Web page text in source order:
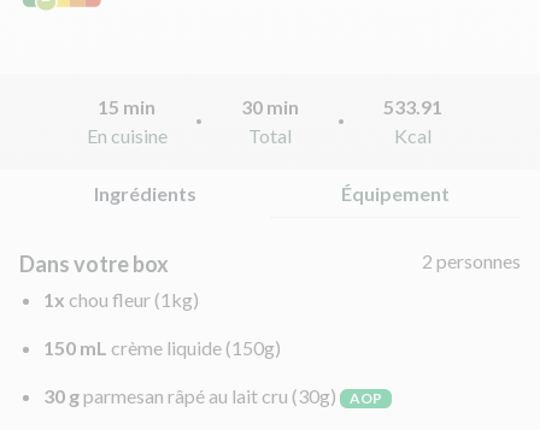
15 min
En cuisine
30 min
Total
533.91
Kcal
Ingrédients Équipement
Dans votre box
2 personnes
1x chou fleur (1kg)
150 mL crème liquide (150g)
30 gparmesan râpé au lait cru (30g) AOP